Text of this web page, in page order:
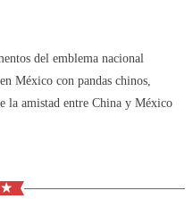
del emblema nacional
México con pandas chinos,
la amistad entre China y México
★